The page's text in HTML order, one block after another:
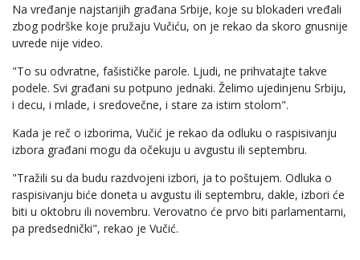
Na vređanje najstarijih građana Srbije, koje su blokaderi vređali
zbog podrške koje pružaju Vučiću, on je rekao da skoro gnusnije
uvrede nije video.
"To su odvratne, fašističke parole. Ljudi, ne prihvatajte takve
podele. Svi građani su potpuno jednaki. Želimo ujedinjenu Srbiju,
i decu, i mlade, i sredovečne, i stare za istim stolom".
Kada je reč o izborima, Vučić je rekao da odluku o raspisivanju
izbora građani mogu da očekuju u avgustu ili septembru.
"Tražili su da budu razdvojeni izbori, ja to poštujem. Odluka o
raspisivanju biće doneta u avgustu ili septembru, dakle, izbori će
biti u oktobru ili novembru. Verovatno će prvo biti parlamentarni,
pa predsednički", rekao je Vučić.